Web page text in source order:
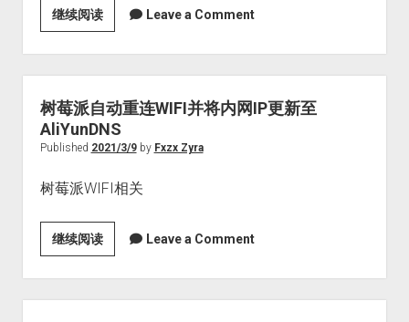
次
数
据
丢
继续阅读为
Hyper-
V
在
普
通
家
显
上
开
启
vGPU（GPU
Leave a Comment
树莓派自动重连WIFI并将内网IP更新至
AliYunDNS
Published 2021/3/9by Fxzx Zyra
树莓派WIFI相关
继续阅读树
莓
派
自
Leave a Comment